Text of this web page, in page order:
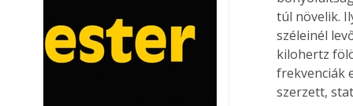
Utóérik eközben, de nem lesz
olyan ízű, mint amit a saját
kertünkben, biológiai
túl növelik.
széleinél
kilohertz
frekvenciák
szerzett,